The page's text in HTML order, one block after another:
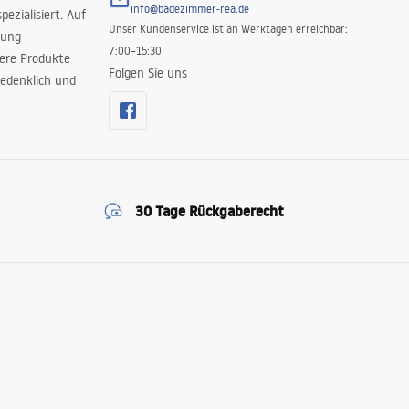
Auf
Produkte
und
info@badezimmer-rea.de
Unser Kundenservice ist an Werktagen erreichbar:
7:00–15:30
Folgen Sie uns
30 Tage Rückgaberecht